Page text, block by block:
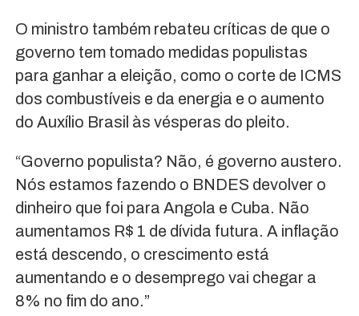
O ministro também rebateu críticas de que o
governo tem tomado medidas populistas
para ganhar a eleição, como o corte de ICMS
dos combustíveis e da energia e o aumento
do Auxílio Brasil às vésperas do pleito.
“Governo populista? Não, é governo austero.
Nós estamos fazendo o BNDES devolver o
dinheiro que foi para Angola e Cuba. Não
aumentamos R$ 1 de dívida futura. A inflação
está descendo, o crescimento está
aumentando e o desemprego vai chegar a
8% no fim do ano.”